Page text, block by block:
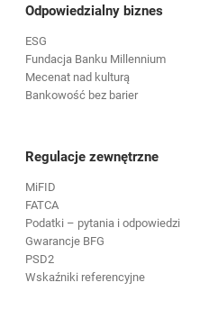
Odpowiedzialny biznes
ESG
Fundacja Banku Millennium
Mecenat nad kulturą
Bankowość bez barier
Regulacje zewnętrzne
MiFID
FATCA
Podatki – pytania i odpowiedzi
Gwarancje BFG
PSD2
Wskaźniki referencyjne